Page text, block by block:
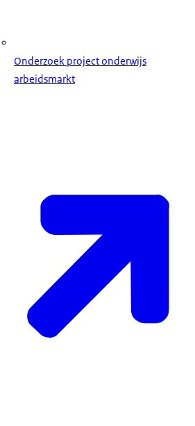
Onderzoek project onderwijs
arbeidsmarkt